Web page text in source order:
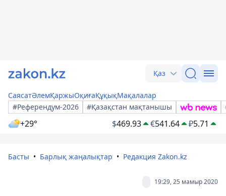
Қаз
СаясатӘлемҚаржыОқиғаҚұқықМақалалар
#Референдум-2026
#Қазақстан мақтанышы
+29° $469.93 €541.64 ₽5.71
Басты Барлық жаңалықтар Редакция Zakon.kz
19:29, 25 мамыр 2020